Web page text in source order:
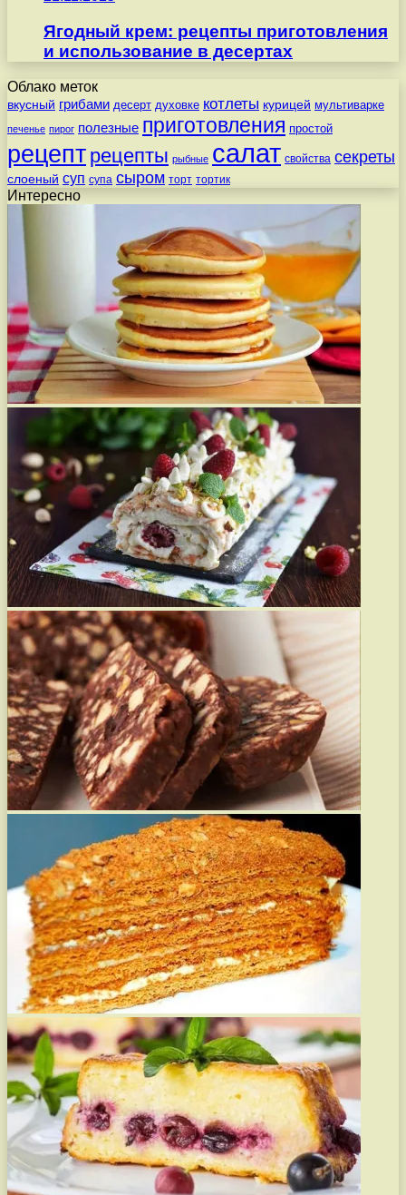
Ягодный крем: рецепты приготовления
и использование в десертах
Облако меток
вкусный грибами десерт духовке котлеты курицей мультиварке
печенье пирог полезные приготовления простой
рецепт рецепты рыбные салат свойства секреты
слоеный суп супа сыром торт тортик
Интересно